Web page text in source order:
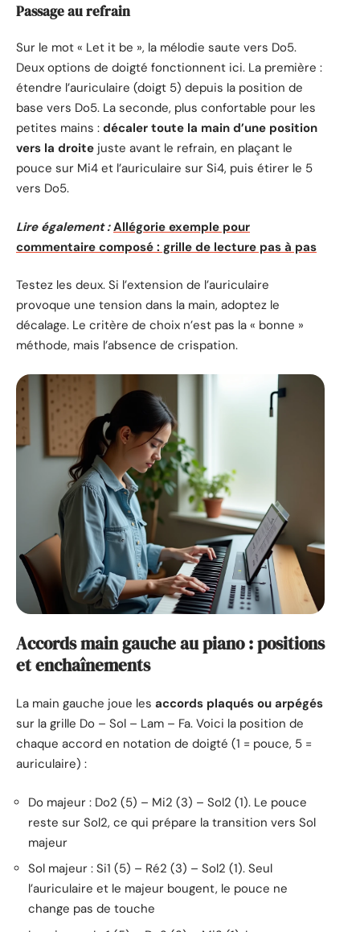
Passage au refrain
Sur le mot « Let it be », la mélodie saute vers Do5.
Deux options de doigté fonctionnent ici. La première :
étendre l’auriculaire (doigt 5) depuis la position de
base vers Do5. La seconde, plus confortable pour les
petites mains : décaler toute la main d’une position
vers la droite juste avant le refrain, en plaçant le
pouce sur Mi4 et l’auriculaire sur Si4, puis étirer le 5
vers Do5.
Lire également : Allégorie exemple pour
commentaire composé : grille de lecture pas à pas
Testez les deux. Si l’extension de l’auriculaire
provoque une tension dans la main, adoptez le
décalage. Le critère de choix n’est pas la « bonne »
méthode, mais l’absence de crispation.
Accords main gauche au piano : positions
et enchaînements
La main gauche joue les accords plaqués ou arpégés
sur la grille Do – Sol – Lam – Fa. Voici la position de
chaque accord en notation de doigté (1 = pouce, 5 =
auriculaire) :
Do majeur : Do2 (5) – Mi2 (3) – Sol2 (1). Le pouce
reste sur Sol2, ce qui prépare la transition vers Sol
majeur
Sol majeur : Si1 (5) – Ré2 (3) – Sol2 (1). Seul
l’auriculaire et le majeur bougent, le pouce ne
change pas de touche